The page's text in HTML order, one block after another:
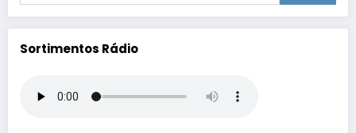
Sortimentos Rádio